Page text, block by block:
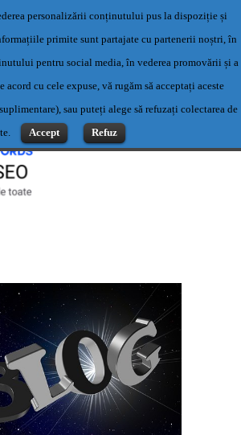
content writing- Servicii content writing-
Scriere articole
sau office@romaniaseo.com
personalizării conținutului pus la dispoziție și
primite sunt partajate cu partenerii noștri, în
pentru social media, în vederea promovării și a
acord cu cele expuse, vă rugăm să acceptați aceste
sau puteți alege să refuzați colectarea de
Accept Refuz